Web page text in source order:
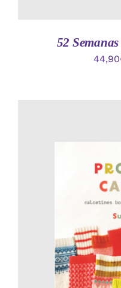
52
44,90
AÑADIR
DETALLES